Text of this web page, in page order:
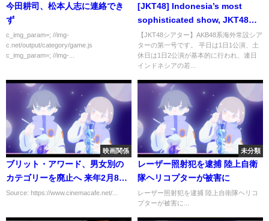
今田耕司、松本人志に連絡でき
ず
c_img_param=; //img-
c.net/output/category/game.js
c_img_param=; //img-...
[JKT48] Indonesia’s most
sophisticated show, JKT48シ
アター in ジャカルタ
【JKT48シアター】AKB48系海外常設シア
ターの第一号です。 平日は1日1公演、土
休日は1日2公演が基本的に行われ、連日
インドネシアの若...
映画関係
ブリット・アワード、男女別の
カテゴリーを廃止へ 来年2月8日
開催の授賞式から
Source: https://www.cinemacafe.net/...
未分類
レーザー照射犯を逮捕 陸上自衛
隊ヘリコプターが被害に
レーザー照射犯を逮捕 陸上自衛隊ヘリコ
プターが被害に...